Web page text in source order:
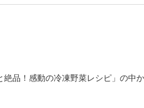
品！感動の冷凍野菜レシピ」の中